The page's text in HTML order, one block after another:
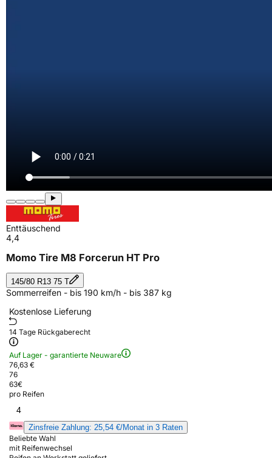
Enttäuschend
4,4
Momo Tire M8 Forcerun HT Pro
145/80 R13 75 T
Sommerreifen - bis 190 km/h - bis 387 kg
Kostenlose Lieferung
14 Tage Rückgaberecht
Auf Lager - garantierte Neuware
76,63 €
76
63€
pro Reifen
4
Zinsfreie Zahlung: 25,54 €/Monat in 3 Raten
Beliebte Wahl
mit Reifenwechsel